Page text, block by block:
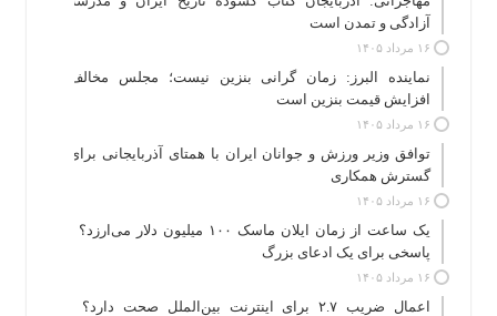
آزادگی و تمدن است
۱۶ مرداد ۱۴۰۵
نماینده البرز: زمان گرانی بنزین نیست؛ مجلس مخالف
افزایش قیمت بنزین است
۱۶ مرداد ۱۴۰۵
توافق وزیر ورزش و جوانان ایران با همتای آذربایجانی برای
گسترش همکاری
۱۶ مرداد ۱۴۰۵
یک ساعت از زمان ایلان ماسک ۱۰۰ میلیون دلار می‌ارزد؟ /
پاسخی برای یک ادعای بزرگ
۱۶ مرداد ۱۴۰۵
اعمال ضریب ۲.۷ برای اینترنت بین‌الملل صحت دارد؟ /